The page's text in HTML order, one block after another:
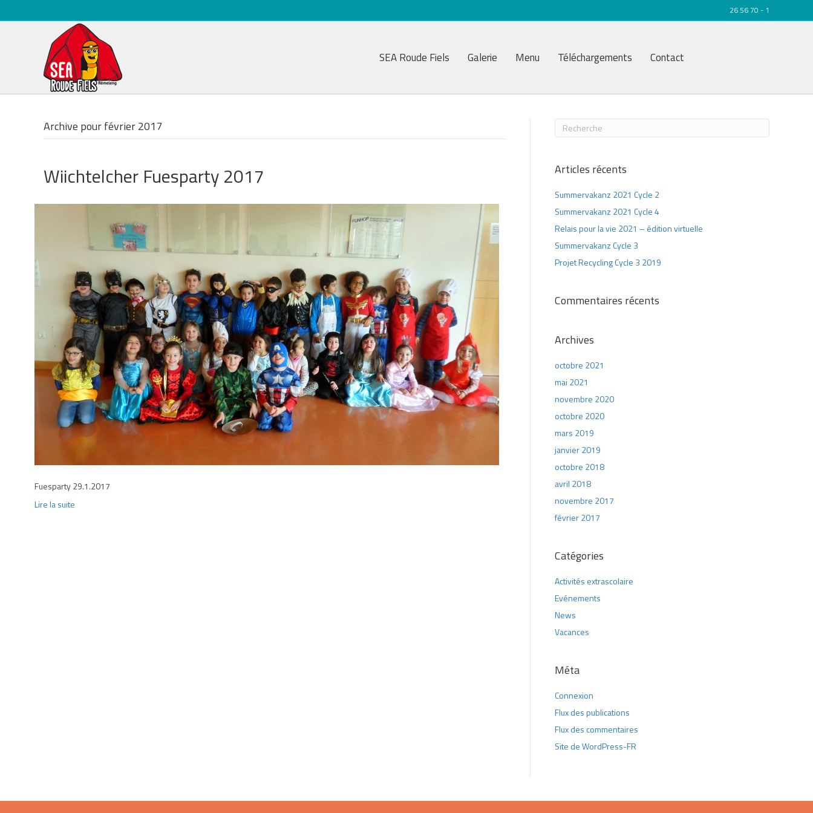
26 56 70 - 1
SEA Roude Fiels Galerie Menu Téléchargements Contact
Archive pour février 2017
Wiichtelcher Fuesparty 2017
Fuesparty 29.1.2017
Lire la suite
Articles récents
Summervakanz 2021 Cycle 2
Summervakanz 2021 Cycle 4
Relais pour la vie 2021 – édition virtuelle
Summervakanz Cycle 3
Projet Recycling Cycle 3 2019
Commentaires récents
Archives
octobre 2021
mai 2021
novembre 2020
octobre 2020
mars 2019
janvier 2019
octobre 2018
avril 2018
novembre 2017
février 2017
Catégories
Activités extrascolaire
Evénements
News
Vacances
Méta
Connexion
Flux des publications
Flux des commentaires
Site de WordPress-FR